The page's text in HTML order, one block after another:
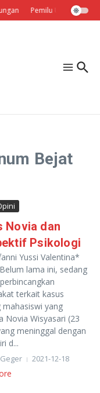
Pemilu Ukraina:
Bejat
Novia dan
Psikologi
Yussi Valentina*
lama ini, sedang
terkait kasus
mahasiswi yang
Novia Wisyasari (23
meninggal dengan
d...
2021-12-18